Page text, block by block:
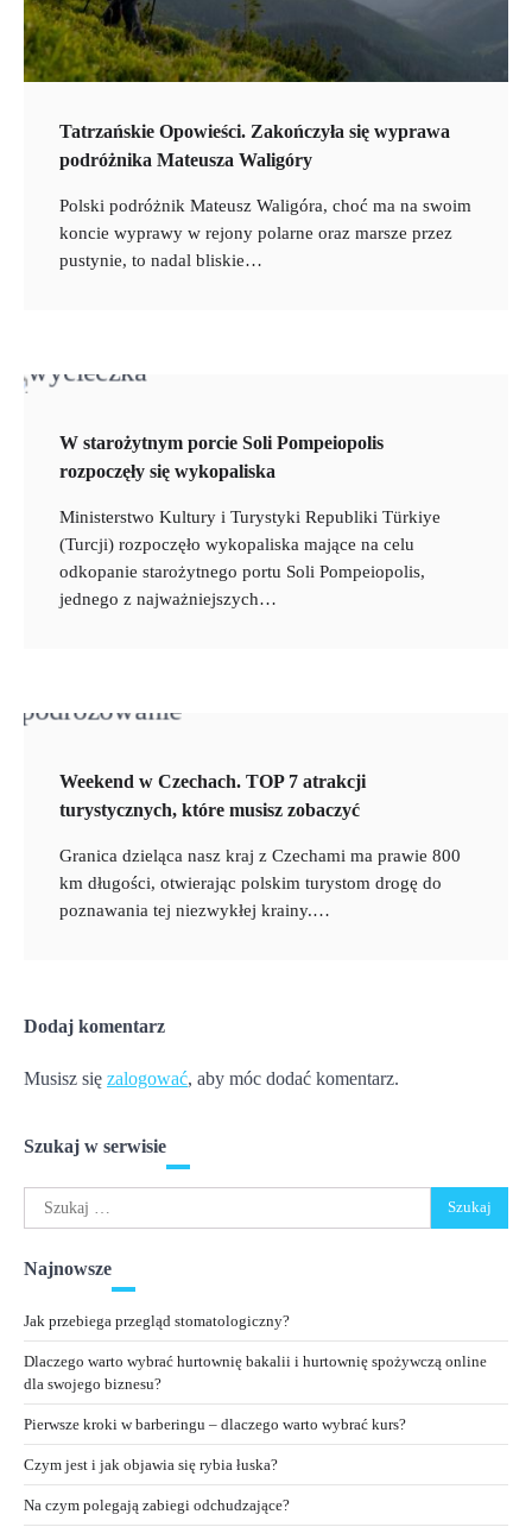
Tatrzańskie Opowieści. Zakończyła się wyprawa
podróżnika Mateusza Waligóry
Polski podróżnik Mateusz Waligóra, choć ma na swoim
koncie wyprawy w rejony polarne oraz marsze przez
pustynie, to nadal bliskie…
W starożytnym porcie Soli Pompeiopolis
rozpoczęły się wykopaliska
Ministerstwo Kultury i Turystyki Republiki Türkiye
(Turcji) rozpoczęło wykopaliska mające na celu
odkopanie starożytnego portu Soli Pompeiopolis,
jednego z najważniejszych…
Weekend w Czechach. TOP 7 atrakcji
turystycznych, które musisz zobaczyć
Granica dzieląca nasz kraj z Czechami ma prawie 800
km długości, otwierając polskim turystom drogę do
poznawania tej niezwykłej krainy.…
Dodaj komentarz
Musisz się zalogować, aby móc dodać komentarz.
Szukaj w serwisie
Szukaj:
Najnowsze
Jak przebiega przegląd stomatologiczny?
Dlaczego warto wybrać hurtownię bakalii i hurtownię spożywczą online
dla swojego biznesu?
Pierwsze kroki w barberingu – dlaczego warto wybrać kurs?
Czym jest i jak objawia się rybia łuska?
Na czym polegają zabiegi odchudzające?